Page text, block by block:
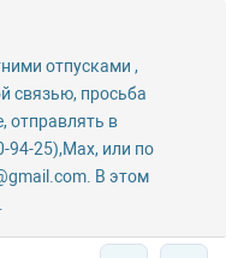
отпусками ,
связью, просьба
отправлять в
25),Max, или по
В этом